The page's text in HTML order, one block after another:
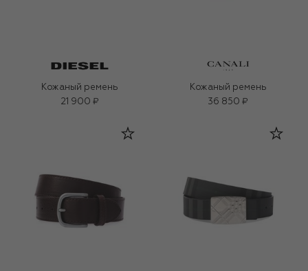
Кожаный ремень
21 900 ₽
Кожаный ремень
36 850 ₽